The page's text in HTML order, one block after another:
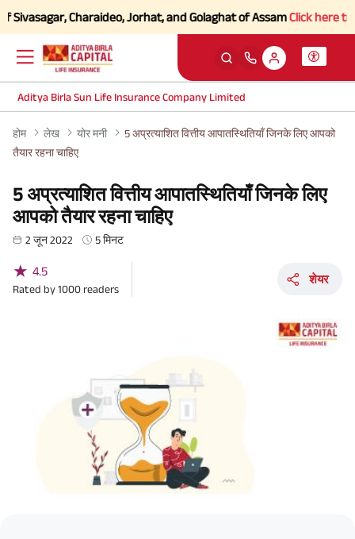
Charaideo, Jorhat, and Golaghat of AssamClick here to Know
Aditya Birla Sun Life Insurance Company Limited
होम लेख योर मनी
5 अप्रत्याशित वित्तीय आपातस्थितियाँ जिनके लिए आपको
तैयार रहना चाहिए
5 अप्रत्याशित वित्तीय आपातस्थितियाँ जिनके लिए
आपको तैयार रहना चाहिए
2 जून 2022 5 मिनट
★ 4.5
Rated by1000 readers
शेयर